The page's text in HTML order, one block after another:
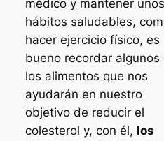
médico y mantener unos
hábitos saludables,
hacer ejercicio físico, es
bueno recordar algunos
los alimentos que nos
ayudarán en nuestro
objetivo de reducir el
colesterol y, con él, los